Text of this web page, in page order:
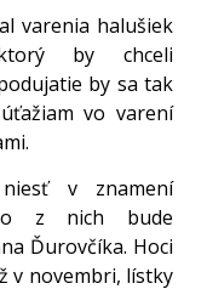
varenia halušiek
by chceli
by sa tak
vo varení
v znamení
z nich bude
Ďurovčíka. Hoci
v novembri, lístky